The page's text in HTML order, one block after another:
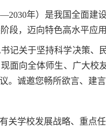
年）是我国全面建
段，迈向特色高水平应
记关于坚持科学决策、
面向全体师生、广大校
。诚邀您畅所欲言、建
关学校发展战略、重点